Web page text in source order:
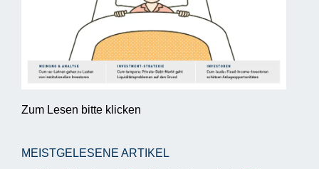
Zum Lesen bitte klicken
MEISTGELESENE ARTIKEL